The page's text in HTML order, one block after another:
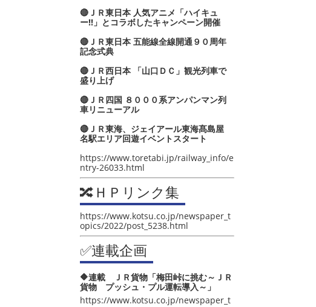
🔴ＪＲ東日本 人気アニメ「ハイキュ
ー‼」とコラボしたキャンペーン開催
🔴ＪＲ東日本 五能線全線開通９０周年
記念式典
🔴ＪＲ西日本 「山口ＤＣ」観光列車で
盛り上げ
🔴ＪＲ四国 ８０００系アンパンマン列
車リニューアル
🔴ＪＲ東海、ジェイアール東海髙島屋
名駅エリア回遊イベントスタート
https://www.toretabi.jp/railway_info/e
ntry-26033.html
🔀ＨＰリンク集
https://www.kotsu.co.jp/newspaper_t
opics/2022/post_5238.html
✅連載企画
🔶連載 ＪＲ貨物「梅田峠に挑む～ＪＲ
貨物 プッシュ・プル運転導入～」
https://www.kotsu.co.jp/newspaper_t